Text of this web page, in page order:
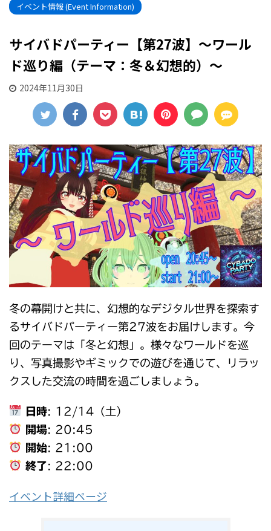
イベント情報 (Event Information)
サイバドパーティー【第27波】〜ワール
ド巡り編（テーマ：冬＆幻想的）〜
2024年11月30日
冬の幕開けと共に、幻想的なデジタル世界を探索す
るサイバドパーティー第27波をお届けします。今
回のテーマは「冬と幻想」。様々なワールドを巡
り、写真撮影やギミックでの遊びを通じて、リラッ
クスした交流の時間を過ごしましょう。
日時: 12/14（土）
開場: 20:45
開始: 21:00
終了: 22:00
イベント詳細ページ